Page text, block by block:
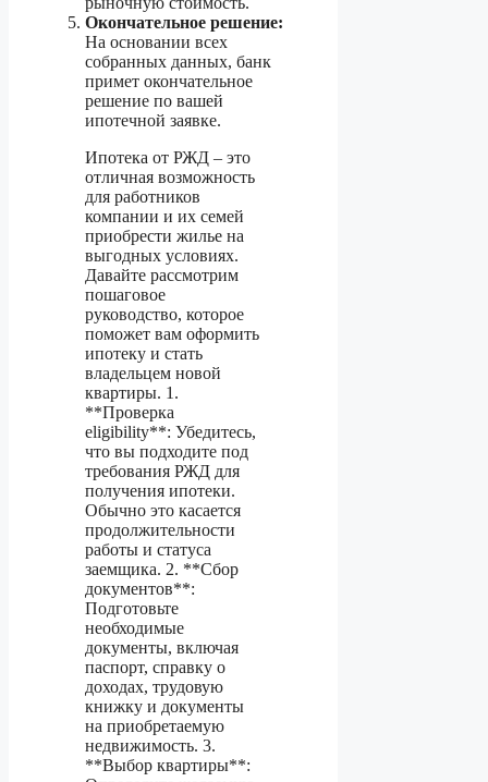
Окончательное решение:
На основании всех
собранных данных, банк
примет окончательное
решение по вашей
ипотечной заявке.
Ипотека от РЖД – это
отличная возможность
для работников
компании и их семей
приобрести жилье на
выгодных условиях.
Давайте рассмотрим
пошаговое
руководство, которое
поможет вам оформить
ипотеку и стать
владельцем новой
квартиры. 1.
**Проверка
eligibility**: Убедитесь,
что вы подходите под
требования РЖД для
получения ипотеки.
Обычно это касается
продолжительности
работы и статуса
заемщика. 2. **Сбор
документов**:
Подготовьте
необходимые
документы, включая
паспорт, справку о
доходах, трудовую
книжку и документы
на приобретаемую
недвижимость. 3.
**Выбор квартиры**: